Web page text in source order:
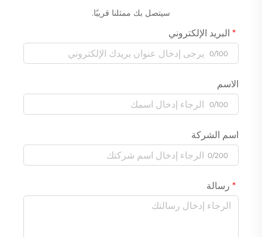
سيتصل بك ممثلنا قريبًا.
البريد الإلكتروني
0/100
الاسم
0/100
اسم الشركة
0/200
رسالة